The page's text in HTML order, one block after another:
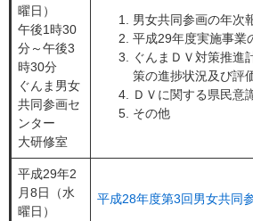
曜日）
午後1時30
分～午後3
時30分
ぐんま男女
共同参画セ
ンター
大研修室
男女共同参画の年次
平成29年度実施事業
ぐんまＤＶ対策推進
策の進捗状況及び評
ＤＶに関する県民意
その他
平成29年2
月8日（水
曜日）
平成28年度第3回男女共同